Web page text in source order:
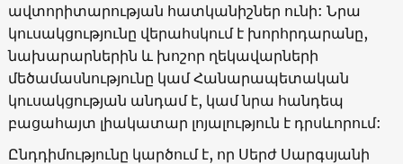
ավտորիտարության հատկանիշներ ունի: Նրա
կուսակցությունը վերահսկում է խորհրդարանը,
նախարարներին և խոշոր ղեկավարների
մեծամասնությունը կամ Հանարապետական
կուսակցության անդամ է, կամ նրա հանդեպ
բացահայտ լիակատար լոյալություն է դրսևորում:
Ընդդիմությունը կարծում է, որ Սերժ Սարգսյանի